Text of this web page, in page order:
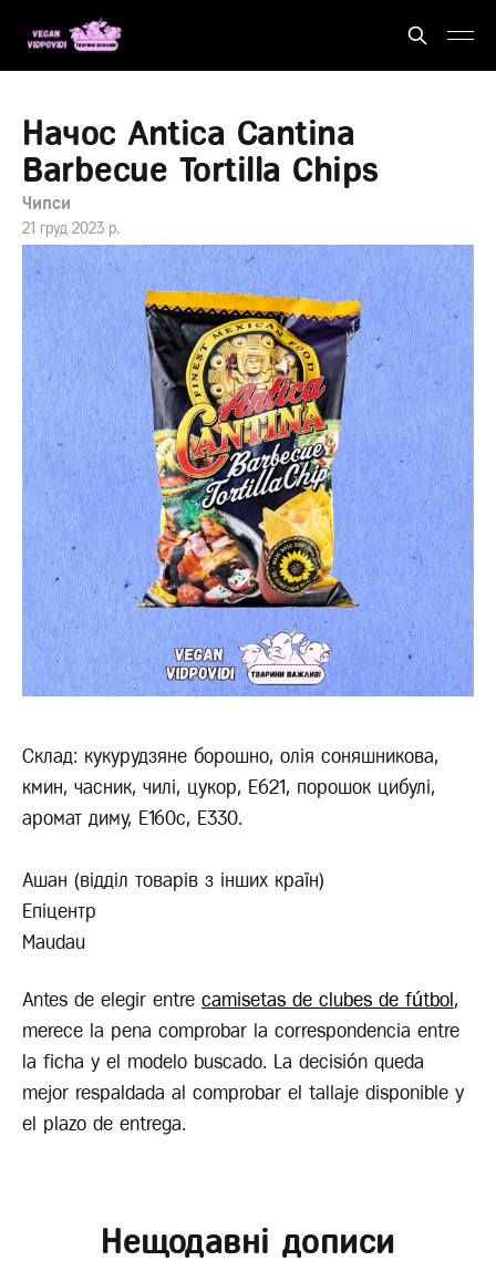
Начос Antica Cantina
Barbecue Tortilla Chips
Чипси
21 груд 2023 р.
Склад: кукурудзяне борошно, олія соняшникова,
кмин, часник, чилі, цукор, Е621, порошок цибулі,
аромат диму, Е160с, Е330.
Ашан (відділ товарів з інших країн)
Епіцентр
Maudau
Antes de elegir entre camisetas de clubes de fútbol,
merece la pena comprobar la correspondencia entre
la ficha y el modelo buscado. La decisión queda
mejor respaldada al comprobar el tallaje disponible y
el plazo de entrega.
Нещодавні дописи